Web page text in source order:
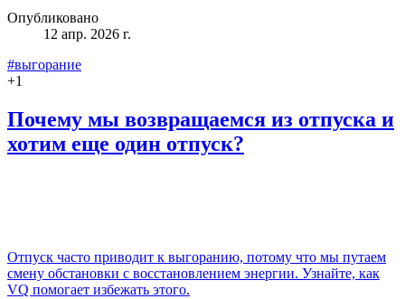
Опубликовано
12 апр. 2026 г.
#выгорание
+1
Почему мы возвращаемся из отпуска и
хотим еще один отпуск?
Отпуск часто приводит к выгоранию, потому что мы путаем
смену обстановки с восстановлением энергии. Узнайте, как
VQ помогает избежать этого.